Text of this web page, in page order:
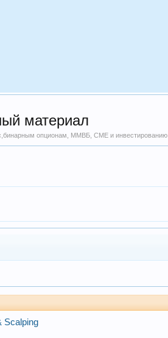
материал
опционам, ММВБ, CME и инвестированию
Scalping